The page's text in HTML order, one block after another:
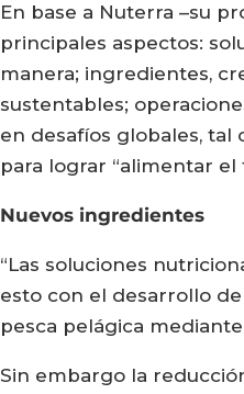
En base a Nuterra –su
principales aspectos:
manera; ingredientes,
sustentables;
en desafíos globales,
para lograr “alimentar el
Nuevos ingredientes
“Las soluciones
esto con el desarrollo
pesca pelágica
Sin embargo la